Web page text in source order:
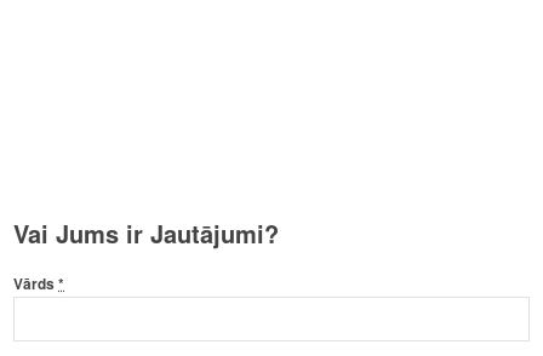
Vai Jums ir Jautājumi?
Vārds*